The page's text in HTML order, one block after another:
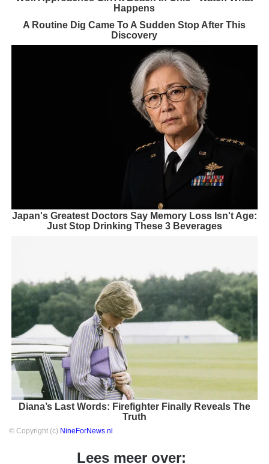
Happens
A Routine Dig Came To A Sudden Stop After This
Discovery
Japan's Greatest Doctors Say Memory Loss Isn't Age:
Just Stop Drinking These 3 Beverages
Diana’s Last Words: Firefighter Finally Reveals The
Truth
© Copyright (c) NineForNews.nl
Lees meer over: